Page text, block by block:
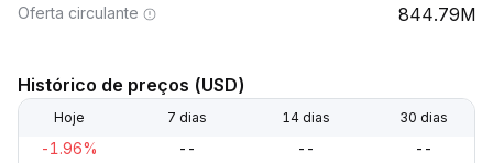
Oferta circulante 844.79M
Histórico de preços (USD)
Hoje 7 dias 14 dias 30 dias
-1.96% -- -- --